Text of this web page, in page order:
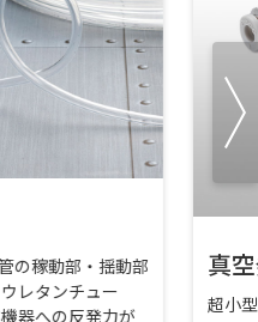
の稼動部・揺動部
レタンチュー
器への反発力が
真
超小